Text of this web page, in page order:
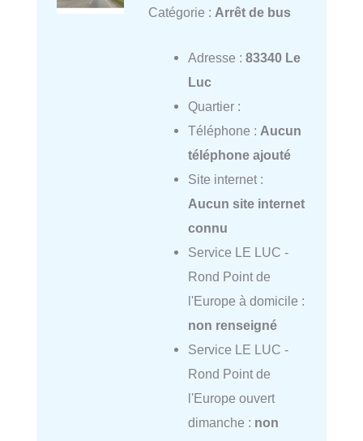
Catégorie : Arrêt de bus
Adresse : 83340 Le
Luc
Quartier :
Téléphone : Aucun
téléphone ajouté
Site internet :
Aucun site internet
connu
Service LE LUC -
Rond Point de
l'Europe à domicile :
non renseigné
Service LE LUC -
Rond Point de
l'Europe ouvert
dimanche : non